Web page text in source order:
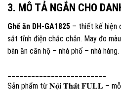
3. MÔ TẢ NGẮN CHO
Ghế ăn DH-GA1825 – thiết kế hiện
sắt tĩnh điện chắc chắn. May đo
bàn ăn căn hộ – nhà phố – nhà
Sản phẩm từ 𝐍𝐨̣̂𝐢 𝐓𝐡𝐚̂́𝐭 𝐅𝐔𝐋𝐋 –